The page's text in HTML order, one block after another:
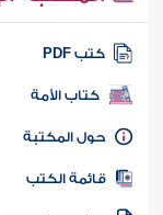
كتب PDF
كتاب الأمة
المكتبة